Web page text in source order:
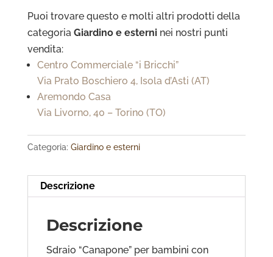
Puoi trovare questo e molti altri prodotti della
categoria Giardino e esterninei nostri punti
vendita:
Centro Commerciale “i Bricchi”
Via Prato Boschiero 4, Isola d’Asti (AT)
Aremondo Casa
Via Livorno, 40 – Torino (TO)
Categoria: Giardino e esterni
Descrizione
Descrizione
Sdraio “Canapone” per bambini con